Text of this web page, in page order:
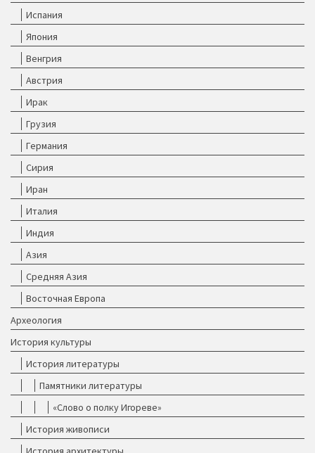
Испания
Япония
Венгрия
Австрия
Ирак
Грузия
Германия
Сирия
Иран
Италия
Индия
Азия
Средняя Азия
Восточная Европа
Археология
История культуры
История литературы
Памятники литературы
«Слово о полку Игореве»
История живописи